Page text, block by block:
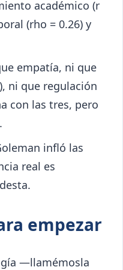
académico (r
(rho = 0.26) y
empatía, ni que
ni que regulación
con las tres, pero
infló las
real es
empezar
—llamémosla